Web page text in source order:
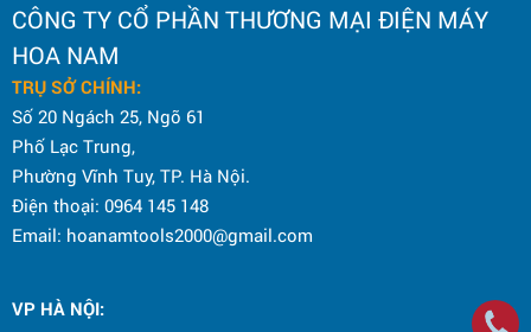
CÔNG TY CỔ PHẦN THƯƠNG MẠI ĐIỆN MÁY
HOA NAM
TRỤ SỞ CHÍNH:
Số 20 Ngách 25, Ngõ 61
Phố Lạc Trung,
Phường Vĩnh Tuy, TP. Hà Nội.
Điện thoại: 0964 145 148
Email: hoanamtools2000@gmail.com
VP HÀ NỘI: